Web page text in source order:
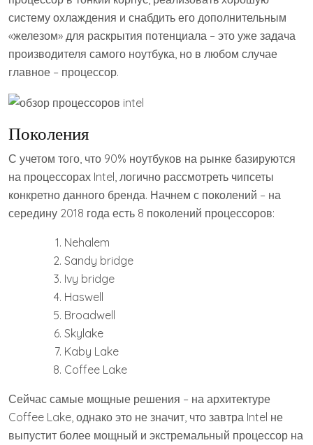
систему охлаждения и снабдить его дополнительным
«железом» для раскрытия потенциала – это уже задача
производителя самого ноутбука, но в любом случае
главное – процессор.
Поколения
С учетом того, что 90% ноутбуков на рынке базируются
на процессорах Intel, логично рассмотреть чипсеты
конкретно данного бренда. Начнем с поколений – на
середину 2018 года есть 8 поколений процессоров:
Nehalem
Sandy bridge
Ivy bridge
Haswell
Broadwell
Skylake
Kaby Lake
Coffee Lake
Сейчас самые мощные решения – на архитектуре
Coffee Lake, однако это не значит, что завтра Intel не
выпустит более мощный и экстремальный процессор на